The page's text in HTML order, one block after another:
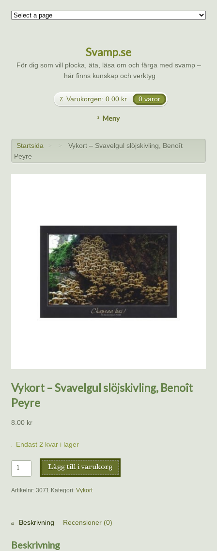
Svamp.se
För dig som vill plocka, äta, läsa om och färga med svamp –
här finns kunskap och verktyg
Varukorgen: 0.00 kr 0 varor
Meny
Startsida > >
Vykort – Svavelgul slöjskivling, Benoît
Peyre
Vykort – Svavelgul slöjskivling, Benoît
Peyre
8.00 kr
Endast 2 kvar i lager
Vykort
–
Svavelgul
Peyre
Lägg till i varukorg
Artikelnr: 3071 Kategori: Vykort
Beskrivning Recensioner (0)
Beskrivning